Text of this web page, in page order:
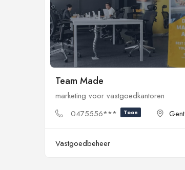
Team Made
marketing voor vastgoedkantoren
0475556***
Toon Gent
Vastgoedbeheer